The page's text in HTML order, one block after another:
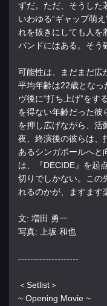
ずだ。ただ、そうした
いわゆる“ギャップ萌
れを抜きにしても人を
バンドにはある。そう
可能性は、まだまだ広
平均年齢は22歳となっ
ヴ後に“打ち上げ”をす
を得ない年齢だった彼
を押し広げながら、活
夜、終演後の彼らは、
あるシンガポールへと
は、『DECIDE』を起
切りでしかない。この
れるのかが、ますます
文: 増田 勇一
写真: 上坂 和也
--------------------
＜Setlist＞
~ Opening Movie ~